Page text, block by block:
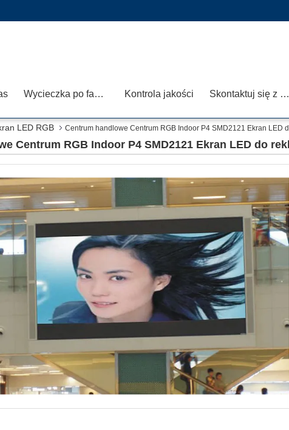
Wycieczka po fabryce Kontrola jakości Skontaktuj się z nami
LED RGB Centrum handlowe Centrum RGB Indoor P4 SMD2121 Ekran LED
Centrum RGB Indoor P4 SMD2121 Ekran LED do